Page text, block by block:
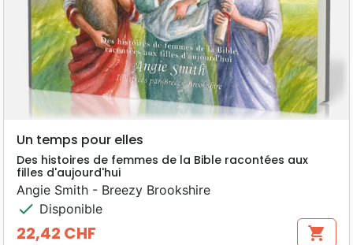
Un temps pour elles
Des histoires de femmes de la Bible racontées aux
filles d'aujourd'hui
Angie Smith - Breezy Brookshire
check Disponible
Prix
22,42 CHF shopping_cart